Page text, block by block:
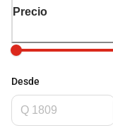
Precio
Desde